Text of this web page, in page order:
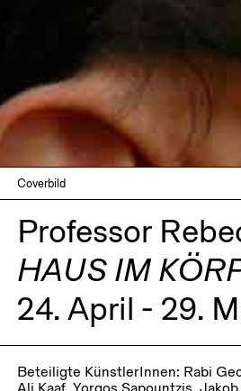
Coverbild
Professor
HAUS IM
24. April - 29.
Beteiligte KünstlerInnen: Rabi